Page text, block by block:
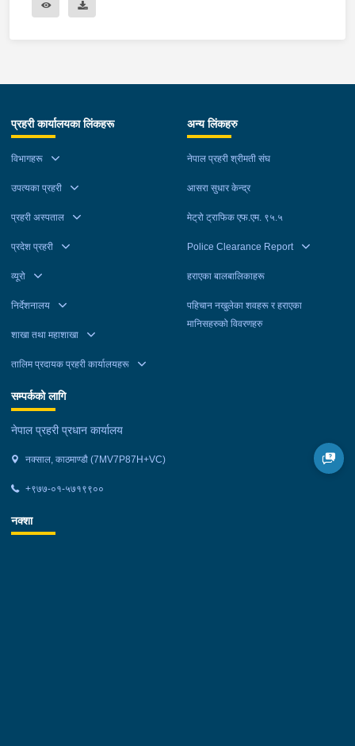
प्रहरी कार्यालयका लिंकहरू
विभागहरू
उपत्यका प्रहरी
प्रहरी अस्पताल
प्रदेश प्रहरी
व्यूरो
निर्देशनालय
शाखा तथा महाशाखा
तालिम प्रदायक प्रहरी कार्यालयहरू
अन्य लिंकहरु
नेपाल प्रहरी श्रीमती संघ
आसरा सुधार केन्द्र
मेट्रो ट्राफिक एफ.एम. ९५.५
Police Clearance Report
हराएका बालबालिकाहरू
पहिचान नखुलेका शवहरू र हराएका
मानिसहरुको विवरणहरु
सम्पर्कको लागि
नेपाल प्रहरी प्रधान कार्यालय
नक्साल, काठमाण्डौ (7MV7P87H+VC)
+९७७-०१-५७१९९००
नक्शा